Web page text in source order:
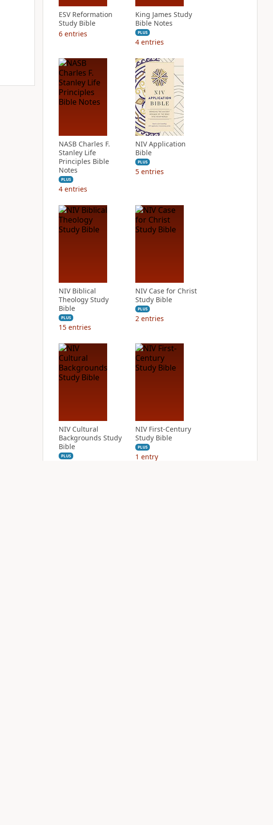
ESV Reformation
Study Bible
6 entries
King James Study
Bible Notes
PLUS
4 entries
NASB Charles F.
Stanley Life
Principles Bible
Notes
PLUS
4 entries
NIV Application
Bible
PLUS
5 entries
NIV Biblical
Theology Study
Bible
PLUS
15 entries
NIV Case for Christ
Study Bible
PLUS
2 entries
NIV Cultural
Backgrounds Study
Bible
PLUS
NIV First-Century
Study Bible
PLUS
1 entry